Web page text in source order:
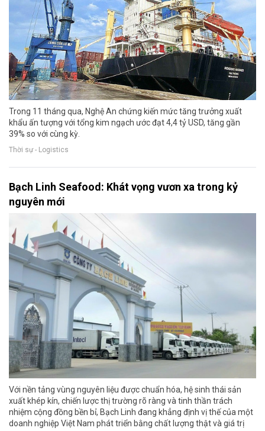
Trong 11 tháng qua, Nghệ An chứng kiến mức tăng trưởng xuất
khẩu ấn tượng với tổng kim ngạch ước đạt 4,4 tỷ USD, tăng gần
39% so với cùng kỳ.
Thời sự - Logistics
Bạch Linh Seafood: Khát vọng vươn xa trong kỷ
nguyên mới
Với nền tảng vùng nguyên liệu được chuẩn hóa, hệ sinh thái sản
xuất khép kín, chiến lược thị trường rõ ràng và tinh thần trách
nhiệm cộng đồng bền bỉ, Bạch Linh đang khẳng định vị thế của một
doanh nghiệp Việt Nam phát triển bằng chất lượng thật và giá trị